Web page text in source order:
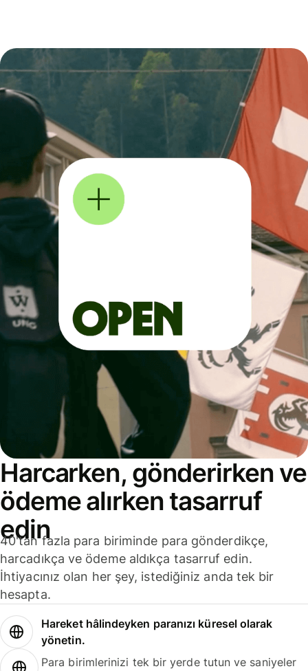
Harcarken, gönderirken ve
ödeme alırken tasarruf
edin
40'tan fazla para biriminde para gönderdikçe,
harcadıkça ve ödeme aldıkça tasarruf edin.
İhtiyacınız olan her şey, istediğiniz anda tek bir
hesapta.
Hareket hâlindeyken paranızı küresel olarak
yönetin.
Para birimlerinizi tek bir yerde tutun ve saniyeler